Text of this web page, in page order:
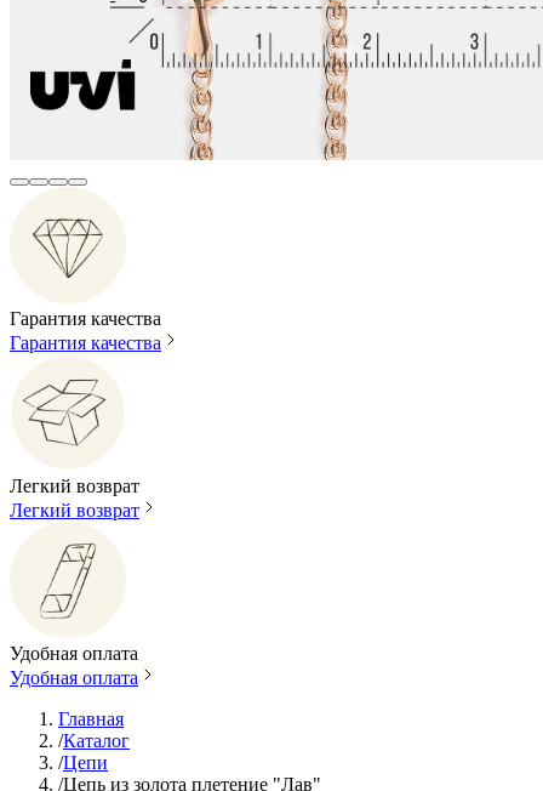
Гарантия качества
Гарантия качества
Легкий возврат
Легкий возврат
Удобная оплата
Удобная оплата
Главная
/Каталог
/Цепи
/Цепь из золота плетение "Лав"